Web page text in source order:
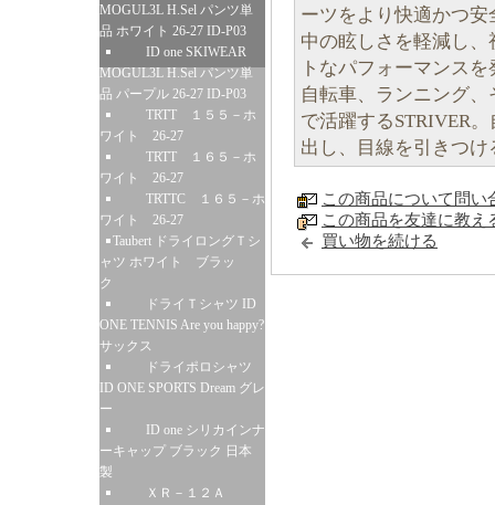
MOGUL3L H.Sel パンツ単
品 ホワイト 26-27 ID-P03
ID one SKIWEAR
MOGUL3L H.Sel パンツ単
品 パープル 26-27 ID-P03
TRTT １５５－ホ
ワイト 26-27
TRTT １６５－ホ
ワイト 26-27
TRTTC １６５－ホ
ワイト 26-27
Taubert ドライロングＴシ
ャツ ホワイト ブラッ
ク
ドライＴシャツ ID
ONE TENNIS Are you happy?
サックス
ドライポロシャツ
ID ONE SPORTS Dream グレ
ー
ID one シリカインナ
ーキャップ ブラック 日本
製
ＸＲ－１２Ａ
ーツをより快適かつ
中の眩しさを軽減し
トなパフォーマンス
自転車、ランニング
で活躍するSTRIVER
出し、目線を引きつけ
この商品について問い
この商品を友達に教え
買い物を続ける